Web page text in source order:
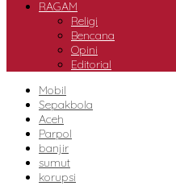
RAGAM
Religi
Bencana
Opini
Editorial
Mobil
Sepakbola
Aceh
Parpol
banjir
sumut
korupsi